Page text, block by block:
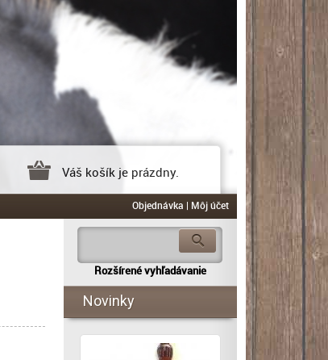
Váš košík je prázdny.
Objednávka | Môj účet
Rozšírené vyhľadávanie
Novinky